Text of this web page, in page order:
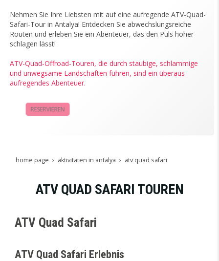
Nehmen Sie Ihre Liebsten mit auf eine aufregende ATV-Quad-
Safari-Tour in Antalya! Entdecken Sie abwechslungsreiche
Routen und erleben Sie ein Abenteuer, das den Puls höher
schlagen lässt!
ATV-Quad-Offroad-Touren, die durch staubige, schlammige
und unwegsame Landschaften führen, sind ein überaus
aufregendes Abenteuer.
RESERVIEREN
home page aktivitäten in antalya atv quad safari
ATV QUAD SAFARI TOUREN
ATV Quad Safari
ATV Quad Safari Erlebnis